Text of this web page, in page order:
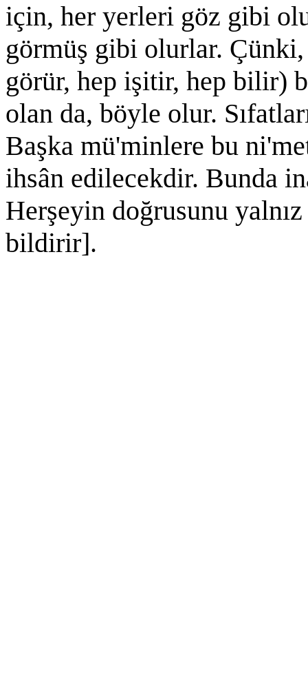
için, her yerleri göz gibi
görmüş gibi olurlar.
görür, hep işitir, hep bilir)
olan da, böyle olur.
Başka mü'minlere bu
ihsân edilecekdir. Bunda
Herşeyin doğrusunu
bildirir].